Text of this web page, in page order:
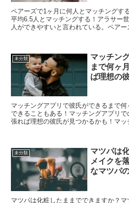
ペアーズで1ヶ月に何人とマッチングす
平均6.5人とマッチングする！アラサー
人ができやすいと言われている。ペアー
未分類
マッチン
まで何ヶ
ば理想の
マッチングアプリで彼氏ができるまで
できることもある！マッチングアプリ
張れば理想の彼氏が見つかるかも！マ
未分類
マツパは
メイクを
なマツパ
マツパは化粧したままでできますか？